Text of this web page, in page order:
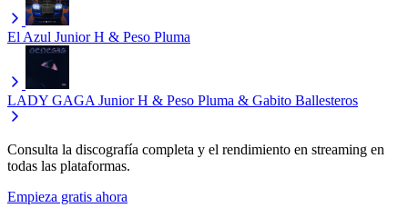
El Azul Junior H & Peso Pluma
LADY GAGA Junior H & Peso Pluma & Gabito Ballesteros
Consulta la discografía completa y el rendimiento en streaming en
todas las plataformas.
Empieza gratis ahora